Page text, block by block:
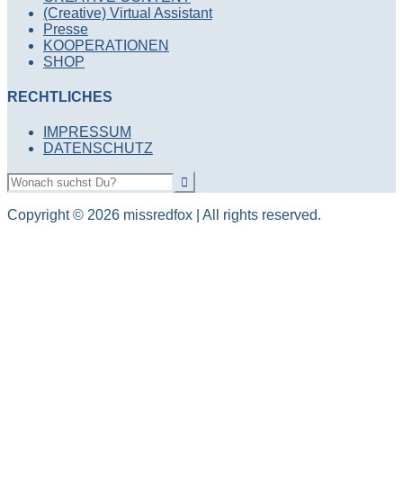
(Creative) Virtual Assistant
Presse
KOOPERATIONEN
SHOP
RECHTLICHES
IMPRESSUM
DATENSCHUTZ
Copyright © 2026 missredfox | All rights reserved.